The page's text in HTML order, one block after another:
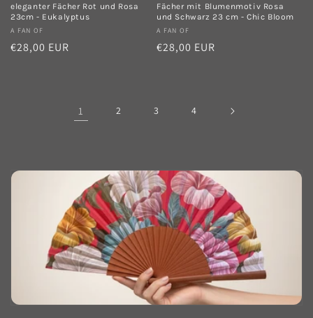
eleganter Fächer Rot und Rosa
23cm - Eukalyptus
Anbieter:
A FAN OF
Normaler
€28,00 EUR
Fächer mit Blumenmotiv Rosa
und Schwarz 23 cm - Chic Bloom
Anbieter:
A FAN OF
Normaler
€28,00 EUR
1 2 3 4